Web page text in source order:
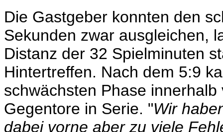
Die Gastgeber konnten den
Sekunden zwar ausgleichen,
Distanz der 32 Spielminuten
Hintertreffen. Nach dem 5:9
schwächsten Phase
Gegentore in Serie. "Wir
dabei vorne aber zu viele